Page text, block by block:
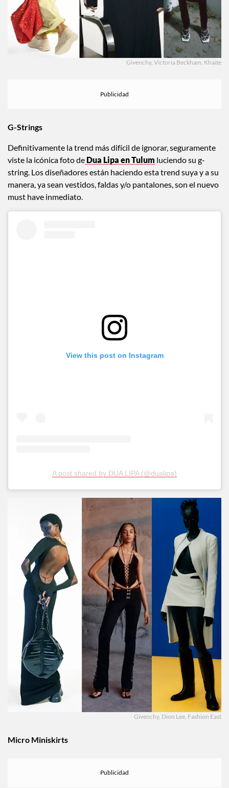
Givenchy, Victoria Beckham, Khaite
G-Strings
Definitivamente la trend más difícil de ignorar, seguramente
viste la icónica foto de Dua Lipa en Tulum luciendo su g-
string. Los diseñadores están haciendo esta trend suya y a su
manera, ya sean vestidos, faldas y/o pantalones, son el nuevo
must have inmediato.
View this post on Instagram
A post shared by DUA LIPA (@dualipa)
Givenchy, Dion Lee, Fashion East
Micro Miniskirts